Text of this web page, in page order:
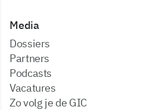
Media
dossiers
partners
podcasts
vacatures
zo volg je de GIC